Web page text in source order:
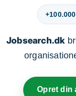
Jobsearch.dk
Opret din